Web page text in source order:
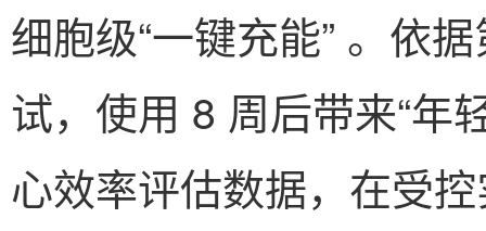
细胞级“一键充能” 。依
试，使用 8 周后带来“年
心效率评估数据，在受